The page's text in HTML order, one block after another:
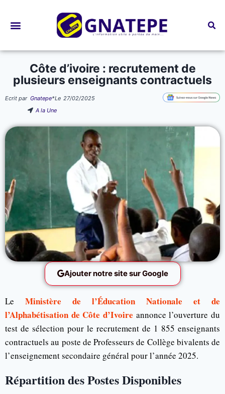
Côte d’ivoire : recrutement de
plusieurs enseignants contractuels
Ecrit par Gnatepe*Le 27/02/2025
A la Une
Ajouter notre site sur Google
Le Ministère de l’Éducation Nationale et de
l’Alphabétisation de Côte d’Ivoire annonce l’ouverture du
test de sélection pour le recrutement de 1 855 enseignants
contractuels au poste de Professeurs de Collège bivalents de
l’enseignement secondaire général pour l’année 2025.
Répartition des Postes Disponibles